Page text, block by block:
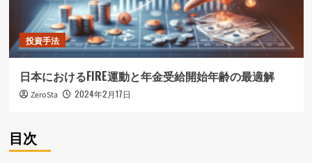
投資手法
日本におけるFIRE運動と年金受給開始年齢の最適解
ZeroSta 2024年2月17日
目次